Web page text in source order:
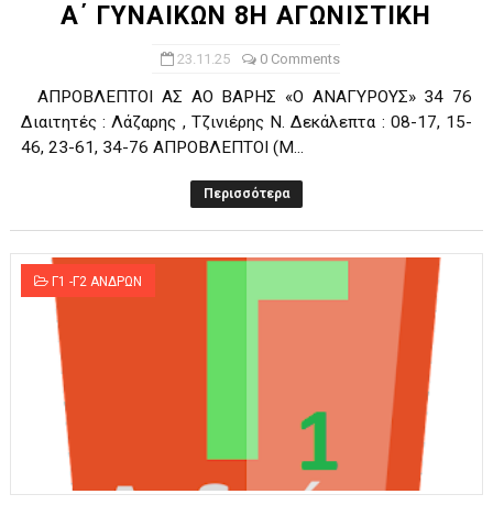
Α΄ ΓΥΝΑΙΚΩΝ 8Η ΑΓΩΝΙΣΤΙΚΗ
23.11.25 0 Comments
ΑΠΡΟΒΛΕΠΤΟΙ ΑΣ ΑΟ ΒΑΡΗΣ «Ο ΑΝΑΓΥΡΟΥΣ» 34 76
Διαιτητές : Λάζαρης , Τζινιέρης Ν. Δεκάλεπτα : 08-17, 15-
46, 23-61, 34-76 ΑΠΡΟΒΛΕΠΤΟΙ (Μ...
Περισσότερα
Γ1 -Γ2 ΑΝΔΡΩΝ